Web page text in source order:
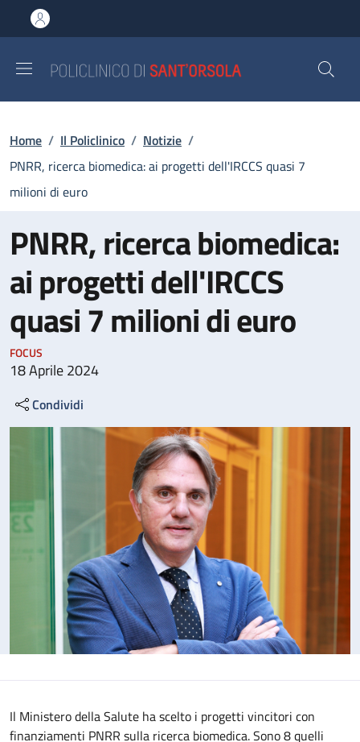
al contenuto principale
to footer content
Briciole di pane
Home / Il Policlinico / Notizie /
PNRR, ricerca biomedica: ai progetti dell'IRCCS quasi 7
milioni di euro
PNRR, ricerca biomedica:
ai progetti dell'IRCCS
quasi 7 milioni di euro
FOCUS
18 Aprile 2024
Condividi
Il Ministero della Salute ha scelto i progetti vincitori con
finanziamenti PNRR sulla ricerca biomedica. Sono 8 quelli